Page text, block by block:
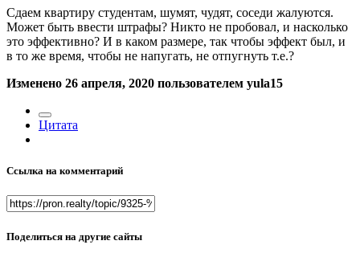
Сдаем квартиру студентам, шумят, чудят, соседи жалуются.
Может быть ввести штрафы? Никто не пробовал, и насколько
это эффективно? И в каком размере, так чтобы эффект был, и
в то же время, чтобы не напугать, не отпугнуть т.е.?
Изменено 26 апреля, 2020 пользователем yula15
Цитата
Ссылка на комментарий
Поделиться на другие сайты